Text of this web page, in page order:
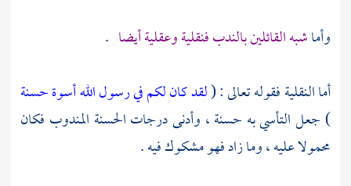
وأماشبه القائلين بالندب فنقلية وعقلية أيضا .
أما النقلية فقوله تعالى : (لقد كان لكم في رسول الله أسوة حسنة
) جعل التأسي به حسنة ، وأدنى درجات الحسنة المندوب فكان
محمولا عليه ، وما زاد فهو مشكوك فيه .